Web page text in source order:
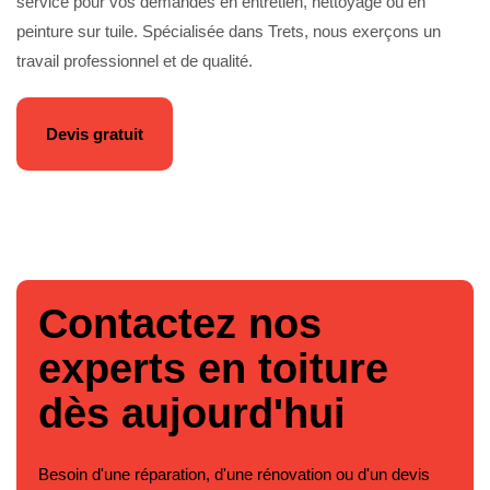
peinture sur tuile. Spécialisée dans Trets, nous exerçons un
travail professionnel et de qualité.
Devis gratuit
Contactez nos
experts en toiture
dès aujourd'hui
Besoin d'une réparation, d'une rénovation ou d'un devis